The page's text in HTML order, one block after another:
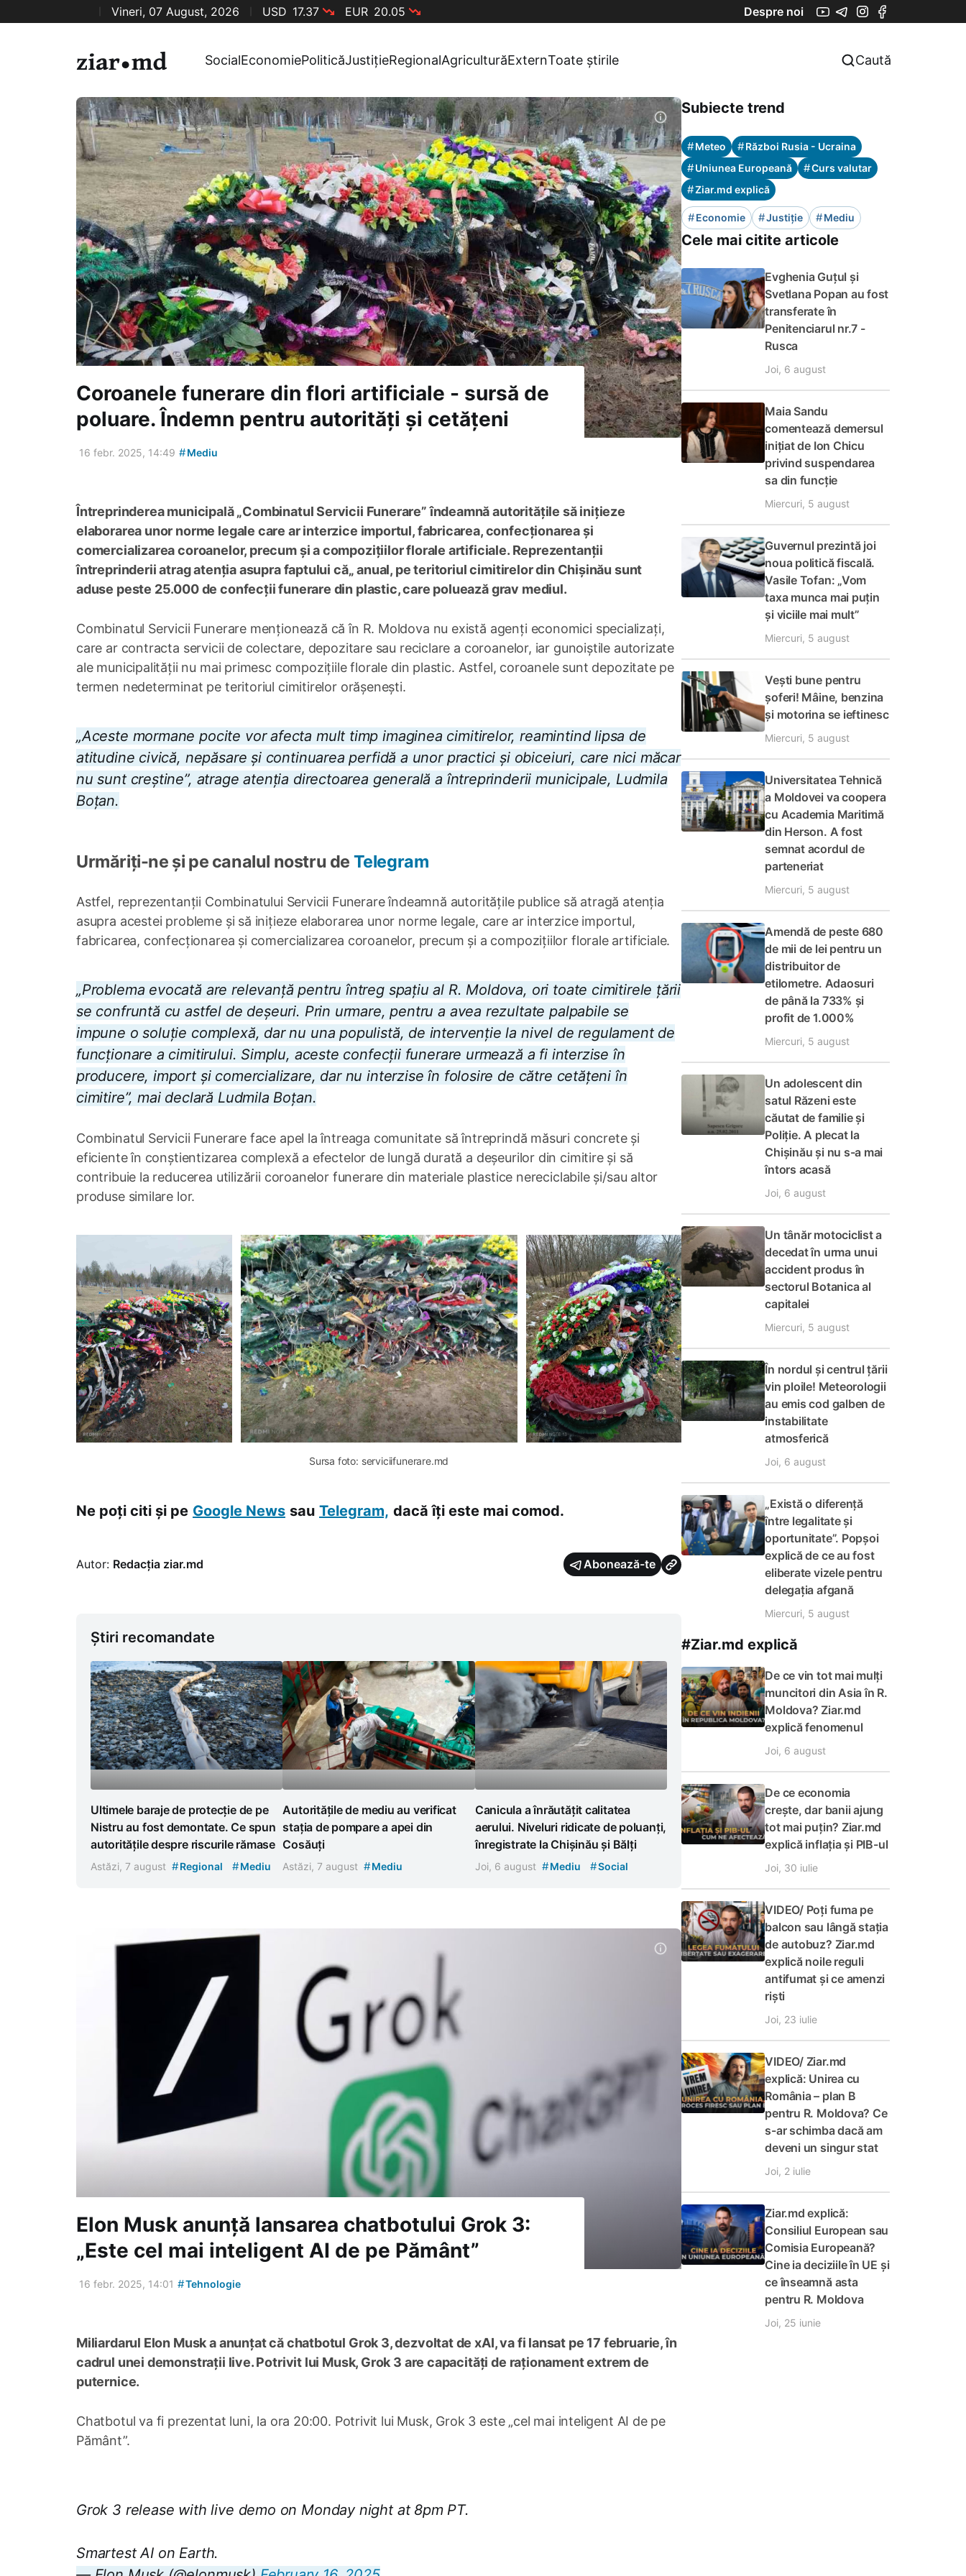
Vineri, 07 August, 2026 USD 17.37 EUR 20.05 Despre noi
SocialEconomiePoliticăJustițieRegionalAgriculturăExternToate știrile Caută
Coroanele funerare din flori artificiale - sursă de
poluare. Îndemn pentru autorități și cetățeni
16 febr. 2025, 14:49 #Mediu
Întreprinderea municipală „Combinatul Servicii Funerare” îndeamnă autoritățile să inițieze
elaborarea unor norme legale care ar interzice importul, fabricarea, confecționarea și
comercializarea coroanelor, precum și a compozițiilor florale artificiale. Reprezentanții
întreprinderii atrag atenția asupra faptului că„ anual, pe teritoriul cimitirelor din Chișinău sunt
aduse peste 25.000 de confecții funerare din plastic, care poluează grav mediul.
Combinatul Servicii Funerare menționează că în R. Moldova nu există agenți economici specializați,
care ar contracta servicii de colectare, depozitare sau reciclare a coroanelor, iar gunoiștile autorizate
ale municipalității nu mai primesc compozițiile florale din plastic. Astfel, coroanele sunt depozitate pe
termen nedeterminat pe teritoriul cimitirelor orășenești.
„Aceste mormane pocite vor afecta mult timp imaginea cimitirelor, reamintind lipsa de
atitudine civică, nepăsare și continuarea perfidă a unor practici și obiceiuri, care nici măcar
nu sunt creștine”, atrage atenția directoarea generală a întreprinderii municipale, Ludmila
Boțan.
Urmăriți-ne și pe canalul nostru de Telegram
Astfel, reprezentanții Combinatului Servicii Funerare îndeamnă autoritățile publice să atragă atenția
asupra acestei probleme și să inițieze elaborarea unor norme legale, care ar interzice importul,
fabricarea, confecționarea și comercializarea coroanelor, precum și a compozițiilor florale artificiale.
„Problema evocată are relevanță pentru întreg spațiu al R. Moldova, ori toate cimitirele țării
se confruntă cu astfel de deșeuri. Prin urmare, pentru a avea rezultate palpabile se
impune o soluție complexă, dar nu una populistă, de intervenție la nivel de regulament de
funcționare a cimitirului. Simplu, aceste confecții funerare urmează a fi interzise în
producere, import și comercializare, dar nu interzise în folosire de către cetățeni în
cimitire”, mai declară Ludmila Boțan.
Combinatul Servicii Funerare face apel la întreaga comunitate să întreprindă măsuri concrete și
eficiente în conștientizarea complexă a efectelor de lungă durată a deșeurilor din cimitire și să
contribuie la reducerea utilizării coroanelor funerare din materiale plastice nereciclabile și/sau altor
produse similare lor.
Sursa foto: serviciifunerare.md
Ne poți citi și pe Google News sau Telegram, dacă îți este mai comod.
Autor: Redacția ziar.md Abonează-te
Știri recomandate
Ultimele baraje de protecție de pe
Nistru au fost demontate. Ce spun
autoritățile despre riscurile rămase
Astăzi, 7 august #Regional #Mediu
Autoritățile de mediu au verificat
stația de pompare a apei din
Cosăuți
Astăzi, 7 august #Mediu
Canicula a înrăutățit calitatea
aerului. Niveluri ridicate de poluanți,
înregistrate la Chișinău și Bălți
Joi, 6 august #Mediu #Social
Elon Musk anunță lansarea chatbotului Grok 3:
„Este cel mai inteligent AI de pe Pământ”
16 febr. 2025, 14:01 #Tehnologie
Miliardarul Elon Musk a anunțat că chatbotul Grok 3, dezvoltat de xAI, va fi lansat pe 17 februarie, în
cadrul unei demonstrații live. Potrivit lui Musk, Grok 3 are capacități de raționament extrem de
puternice.
Chatbotul va fi prezentat luni, la ora 20:00. Potrivit lui Musk, Grok 3 este „cel mai inteligent AI de pe
Pământ”.
Grok 3 release with live demo on Monday night at 8pm PT.
Smartest AI on Earth.
Subiecte trend
#Meteo #Război Rusia - Ucraina
#Uniunea Europeană #Curs valutar
#Ziar.md explică
#Economie #Justiție #Mediu
Cele mai citite articole
Evghenia Guțul și
Svetlana Popan au fost
transferate în
Penitenciarul nr.7 -
Rusca
Joi, 6 august
Maia Sandu
comentează demersul
inițiat de Ion Chicu
privind suspendarea
sa din funcție
Miercuri, 5 august
Guvernul prezintă joi
noua politică fiscală.
Vasile Tofan: „Vom
taxa munca mai puțin
și viciile mai mult”
Miercuri, 5 august
Vești bune pentru
șoferi! Mâine, benzina
și motorina se ieftinesc
Miercuri, 5 august
Universitatea Tehnică
a Moldovei va coopera
cu Academia Maritimă
din Herson. A fost
semnat acordul de
parteneriat
Miercuri, 5 august
Amendă de peste 680
de mii de lei pentru un
distribuitor de
etilometre. Adaosuri
de până la 733% și
profit de 1.000%
Miercuri, 5 august
Un adolescent din
satul Răzeni este
căutat de familie și
Poliție. A plecat la
Chișinău și nu s-a mai
întors acasă
Joi, 6 august
Un tânăr motociclist a
decedat în urma unui
accident produs în
sectorul Botanica al
capitalei
Miercuri, 5 august
În nordul și centrul țării
vin ploile! Meteorologii
au emis cod galben de
instabilitate
atmosferică
Joi, 6 august
„Există o diferență
între legalitate și
oportunitate”. Popșoi
explică de ce au fost
eliberate vizele pentru
delegația afgană
Miercuri, 5 august
#Ziar.md explică
De ce vin tot mai mulți
muncitori din Asia în R.
Moldova? Ziar.md
explică fenomenul
Joi, 6 august
De ce economia
crește, dar banii ajung
tot mai puțin? Ziar.md
explică inflația și PIB-ul
Joi, 30 iulie
VIDEO/ Poți fuma pe
balcon sau lângă stația
de autobuz? Ziar.md
explică noile reguli
antifumat și ce amenzi
riști
Joi, 23 iulie
VIDEO/ Ziar.md
explică: Unirea cu
România – plan B
pentru R. Moldova? Ce
s-ar schimba dacă am
deveni un singur stat
Joi, 2 iulie
Ziar.md explică:
Consiliul European sau
Comisia Europeană?
Cine ia deciziile în UE și
ce înseamnă asta
pentru R. Moldova
Joi, 25 iunie